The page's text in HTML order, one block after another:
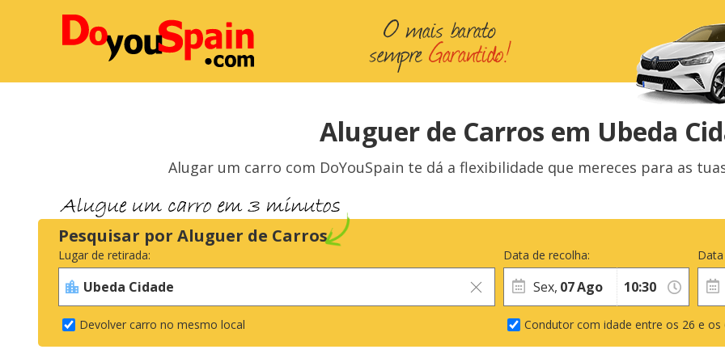
Aluguer de Carros em Ubeda
Alugar um carro com DoYouSpain te dá a flexibilidade que mereces para as
Pesquisar por Aluguer de Carros
Lugar de retirada:
Devolver carro no mesmo local
Data de recolha:
Sex, 07Ago
Condutor com idade entre os 26 e os